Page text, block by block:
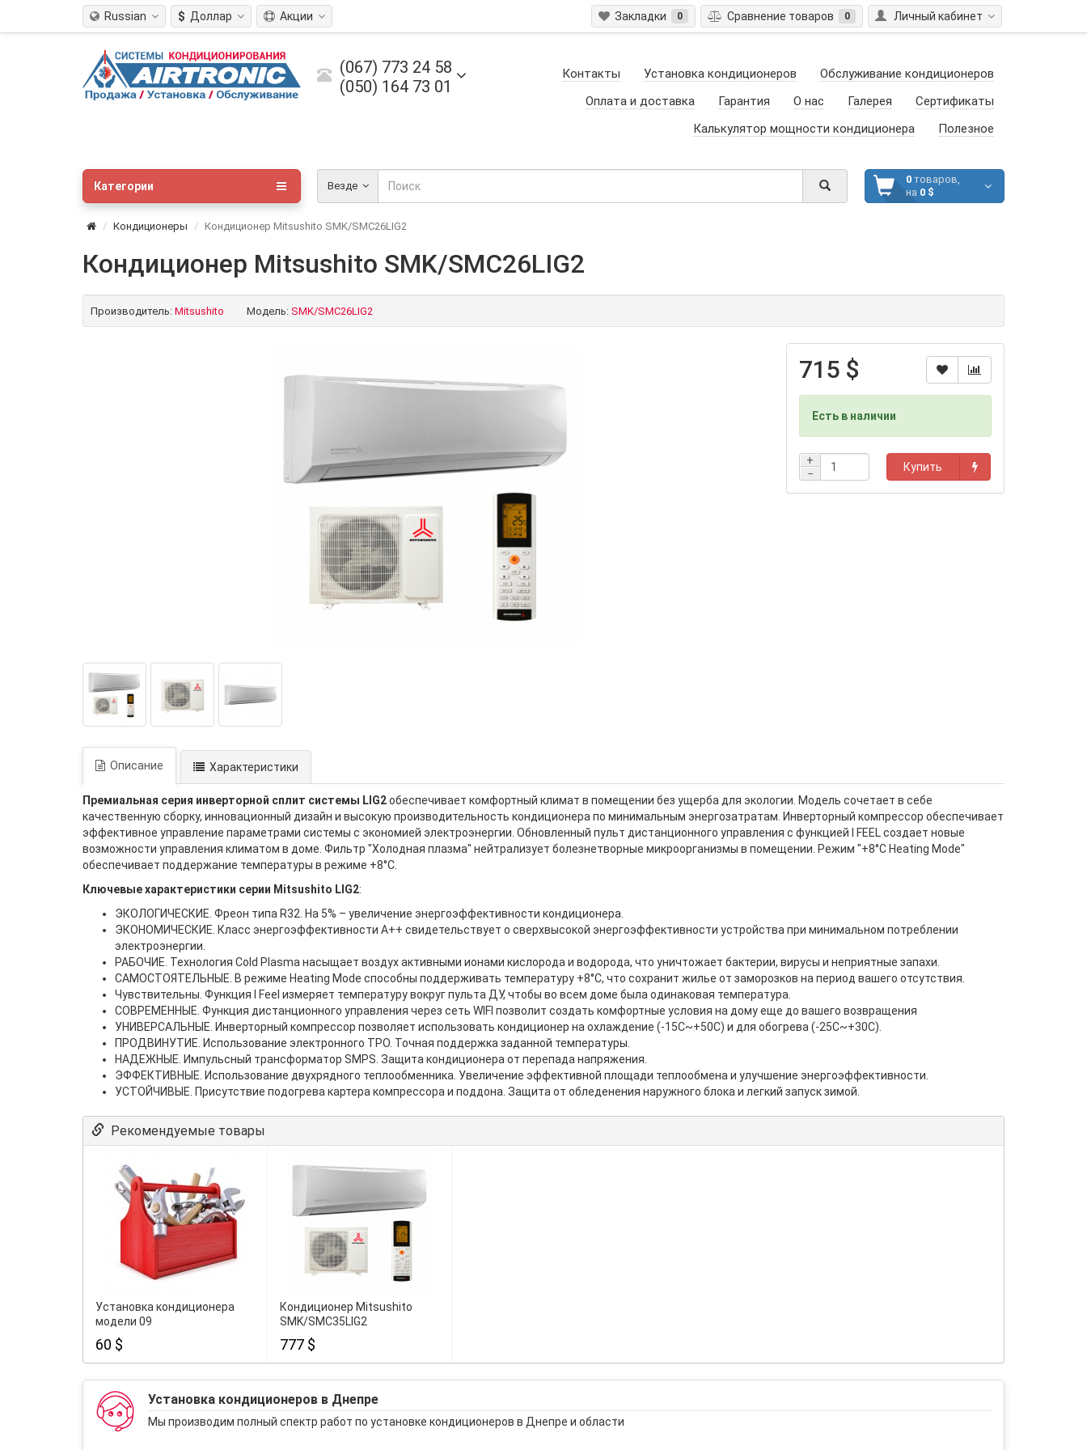
Russian $ Доллар Личный кабинет
Акции Закладки 0 Сравнение товаров 0
(067) 773 24 58
(050) 164 73 01
Контакты Установка кондиционеров
Обслуживание кондиционеров
Оплата и доставка
Гарантия О нас Галерея
Сертификаты
Калькулятор мощности кондиционера
Полезное
Везде
0товаров,
на 0 $
Категории
Кондиционеры Кондиционер Mitsushito SMK/SMC26LIG2
Кондиционер Mitsushito SMK/SMC26LIG2
Производитель: Mitsushito Модель: SMK/SMC26LIG2
715 $
Есть в наличии
+
−
Купить
Описание Характеристики
Премиальная серия инверторной сплит системы LIG2обеспечивает комфортный климат в помещении без ущерба для экологии. Модель сочетает в себе
качественную сборку, инновационный дизайн и высокую производительность кондиционера по минимальным энергозатратам. Инверторный компрессор обеспечивает
эффективное управление параметрами системы с экономией электроэнергии. Обновленный пульт дистанционного управления с функцией I FEEL создает новые
возможности управления климатом в доме. Фильтр "Холодная плазма" нейтрализует болезнетворные микроорганизмы в помещении. Режим "+8°C Heating Mode"
обеспечивает поддержание температуры в режиме +8°C.
Ключевые характеристики серии Mitsushito LIG2:
ЭКОЛОГИЧЕСКИЕ. Фреон типа R32. На 5% – увеличение энергоэффективности кондиционера.
ЭКОНОМИЧЕСКИЕ. Класс энергоэффективности А++ свидетельствует о сверхвысокой энергоэффективности устройства при минимальном потреблении
электроэнергии.
РАБОЧИЕ. Технология Cold Plasma насыщает воздух активными ионами кислорода и водорода, что уничтожает бактерии, вирусы и неприятные запахи.
САМОСТОЯТЕЛЬНЫЕ. В режиме Heating Mode способны поддерживать температуру +8°С, что сохранит жилье от заморозков на период вашего отсутствия.
Чувствительны. Функция I Feel измеряет температуру вокруг пульта ДУ, чтобы во всем доме была одинаковая температура.
СОВРЕМЕННЫЕ. Функция дистанционного управления через сеть WIFI позволит создать комфортные условия на дому еще до вашего возвращения
УНИВЕРСАЛЬНЫЕ. Инверторный компрессор позволяет использовать кондиционер на охлаждение (-15С~+50С) и для обогрева (-25С~+30С).
ПРОДВИНУТИЕ. Использование электронного ТРО. Точная поддержка заданной температуры.
НАДЕЖНЫЕ. Импульсный трансформатор SMPS. Защита кондиционера от перепада напряжения.
ЭФФЕКТИВНЫЕ. Использование двухрядного теплообменника. Увеличение эффективной площади теплообмена и улучшение энергоэффективности.
УСТОЙЧИВЫЕ. Присутствие подогрева картера компрессора и поддона. Защита от обледенения наружного блока и легкий запуск зимой.
Рекомендуемые товары
Установка кондиционера
модели 09
60 $
Кондиционер Mitsushito
SMK/SMC35LIG2
777 $
Установка кондиционеров в Днепре
Мы производим полный спектр работ по установке кондиционеров в Днепре и области